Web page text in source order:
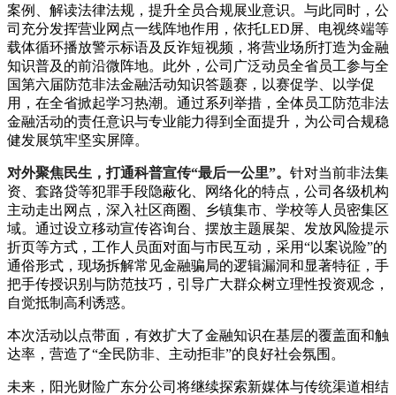
案例、解读法律法规，提升全员合规展业意识。与此同时，公
司充分发挥营业网点一线阵地作用，依托LED屏、电视终端等
载体循环播放警示标语及反诈短视频，将营业场所打造为金融
知识普及的前沿微阵地。此外，公司广泛动员全省员工参与全
国第六届防范非法金融活动知识答题赛，以赛促学、以学促
用，在全省掀起学习热潮。通过系列举措，全体员工防范非法
金融活动的责任意识与专业能力得到全面提升，为公司合规稳
健发展筑牢坚实屏障。
对外聚焦民生，打通科普宣传“最后一公里”。 针对当前非法集
资、套路贷等犯罪手段隐蔽化、网络化的特点，公司各级机构
主动走出网点，深入社区商圈、乡镇集市、学校等人员密集区
域。通过设立移动宣传咨询台、摆放主题展架、发放风险提示
折页等方式，工作人员面对面与市民互动，采用“以案说险”的
通俗形式，现场拆解常见金融骗局的逻辑漏洞和显著特征，手
把手传授识别与防范技巧，引导广大群众树立理性投资观念，
自觉抵制高利诱惑。
本次活动以点带面，有效扩大了金融知识在基层的覆盖面和触
达率，营造了“全民防非、主动拒非”的良好社会氛围。
未来，阳光财险广东分公司将继续探索新媒体与传统渠道相结